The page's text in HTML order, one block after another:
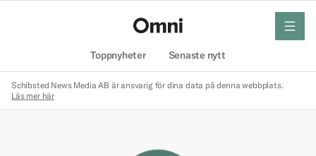
Toppnyheter Senaste nytt
meny
Schibsted News Media AB är ansvarig för dina data på denna webbplats.
Läs mer här